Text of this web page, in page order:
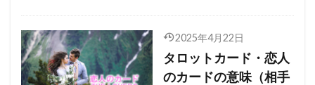
2025年4月22日
タロットカード・恋人
のカードの意味（相手